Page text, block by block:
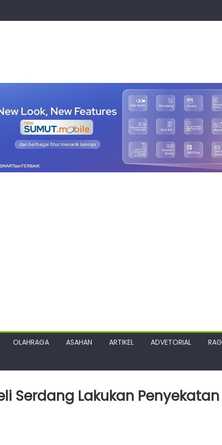
OLAHRAGA ASAHAN ARTIKEL ADVETORIAL
Serdang Lakukan Penyekatan